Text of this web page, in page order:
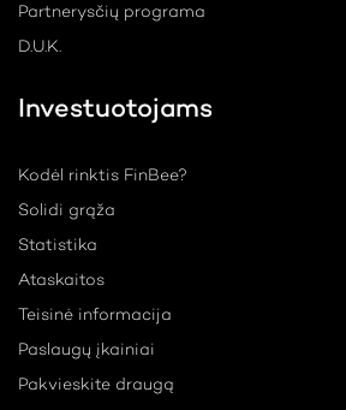
Partnerysčių programa
D.U.K.
Investuotojams
Kodėl rinktis FinBee?
Solidi grąža
Statistika
Ataskaitos
Teisinė informacija
Paslaugų įkainiai
Pakvieskite draugą